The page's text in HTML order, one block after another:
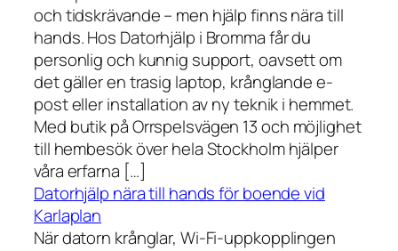
och tidskrävande – men hjälp finns nära till
hands. Hos Datorhjälp i Bromma får du
personlig och kunnig support, oavsett om
det gäller en trasig laptop, krånglande e-
post eller installation av ny teknik i hemmet.
Med butik på Orrspelsvägen 13 och möjlighet
till hembesök över hela Stockholm hjälper
våra erfarna […]
Datorhjälp nära till hands för boende vid
Karlaplan
När datorn krånglar, Wi-Fi-uppkopplingen